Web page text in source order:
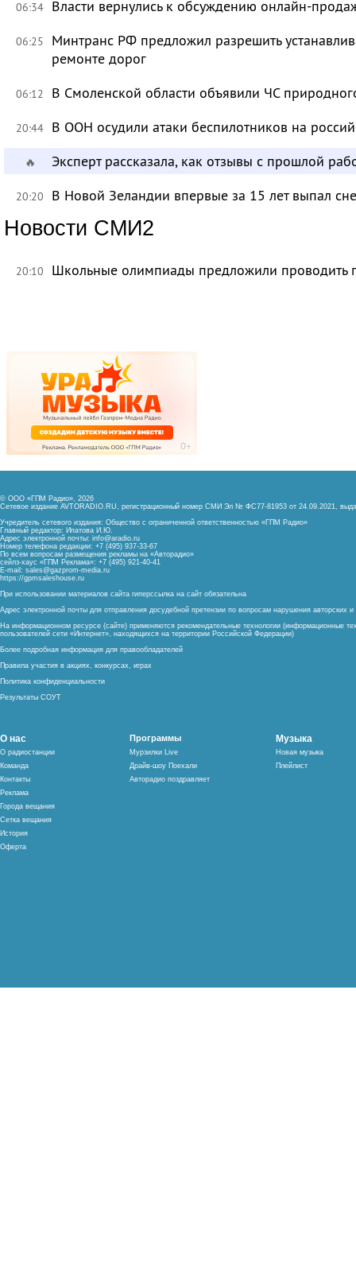
06:34 Власти вернулись к обсуждению онлайн-
06:25
Минтранс РФ предложил разрешить
ремонте дорог
06:12 В Смоленской области объявили ЧС
20:44 В ООН осудили атаки беспилотников на
🔥 Эксперт рассказала, как отзывы с прошлой
20:20 В Новой Зеландии впервые за 15 лет выпал
Новости СМИ2
20:10 Школьные олимпиады предложили проводить
© ООО «ГПМ Радио», 2026
Сетевое издание AVTORADIO.RU, регистрационный номер СМИ Эл № ФС77-81953 от 24.09.2021,
Учредитель сетевого издания: Общество с ограниченной ответственностью «ГПМ Радио»
Главный редактор: Ипатова И.Ю.
Адрес электронной почты: info@aradio.ru
Номер телефона редакции: +7 (495) 937-33-67
По всем вопросам размещения рекламы на «Авторадио»
сейлз-хаус «ГПМ Реклама»: +7 (495) 921-40-41
E-mail: sales@gazprom-media.ru
https://gpmsaleshouse.ru
При использовании материалов сайта гиперссылка на сайт обязательна
Адрес электронной почты для отправления досудебной претензии по вопросам нарушения авторских
На информационном ресурсе (сайте) применяются рекомендательные технологии (информационные
пользователей сети «Интернет», находящихся на территории Российской Федерации)
Более подробная информация для правообладателей
Правила участия в акциях, конкурсах, играх
Политика конфиденциальности
Результаты СОУТ
О нас
О радиостанции
Команда
Контакты
Реклама
Города вещания
Сетка вещания
История
Оферта
Программы
Мурзилки Live
Драйв-шоу Поехали
Авторадио поздравляет
Музыка
Новая музыка
Плейлист